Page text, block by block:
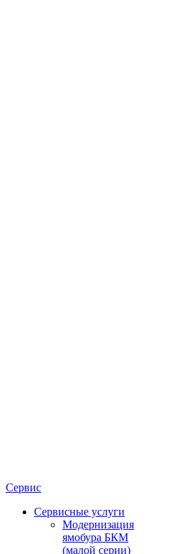
Сервис
Сервисные услуги
Модернизация
ямобура БКМ
(малой серии)